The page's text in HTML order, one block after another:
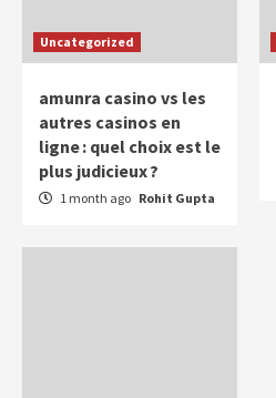
Uncategorized
amunra casino vs les
autres casinos en
ligne : quel choix est le
plus judicieux ?
1 month ago Rohit Gupta